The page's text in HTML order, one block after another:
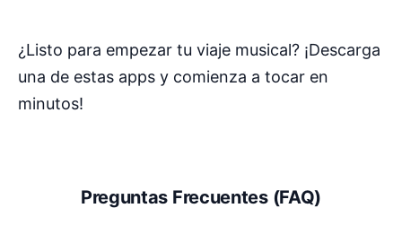
¿Listo para empezar tu viaje musical? ¡Descarga
una de estas apps y comienza a tocar en
minutos!
Preguntas Frecuentes (FAQ)